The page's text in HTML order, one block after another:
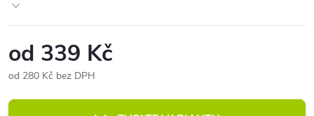
od 339 Kč
od 280 Kč bez DPH
cena: